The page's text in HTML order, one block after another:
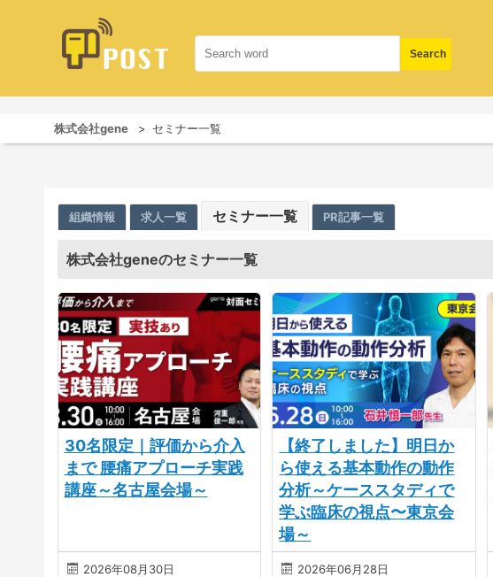
株式会社gene セミナー一覧
組織情報 求人一覧 セミナー一覧 PR記事一覧
株式会社geneのセミナー一覧
30名限定｜評価から介入
まで 腰痛アプローチ実践
講座～名古屋会場～
2026年08月30日
【終了しました】明日か
ら使える基本動作の動作
分析～ケーススタディで
学ぶ臨床の視点〜東京会
場～
2026年06月28日